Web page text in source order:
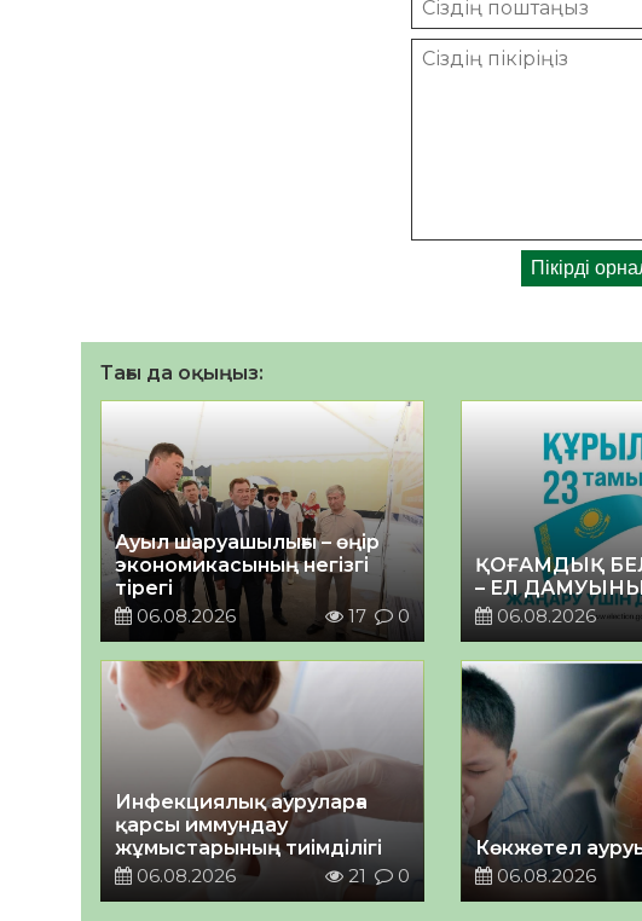
Тағы да оқыңыз:
Ауыл шаруашылығы – өңір
экономикасының негізгі
тірегі
06.08.2026
17 0
ҚОҒАМДЫҚ
– ЕЛ
06.08.2026
Инфекциялық ауруларға
қарсы иммундау
жұмыстарының тиімділігі
06.08.2026
21 0
Көкжөтел
06.08.2026